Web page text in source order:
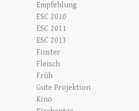
Empfehlung
ESC 2010
ESC 2011
ESC 2013
Finster
Fleisch
Früh
Gute Projektion
Kino